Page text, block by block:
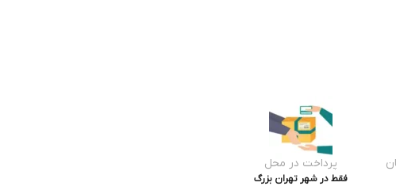
پرداخت در محل
فقط در شهر تهران بزرگ